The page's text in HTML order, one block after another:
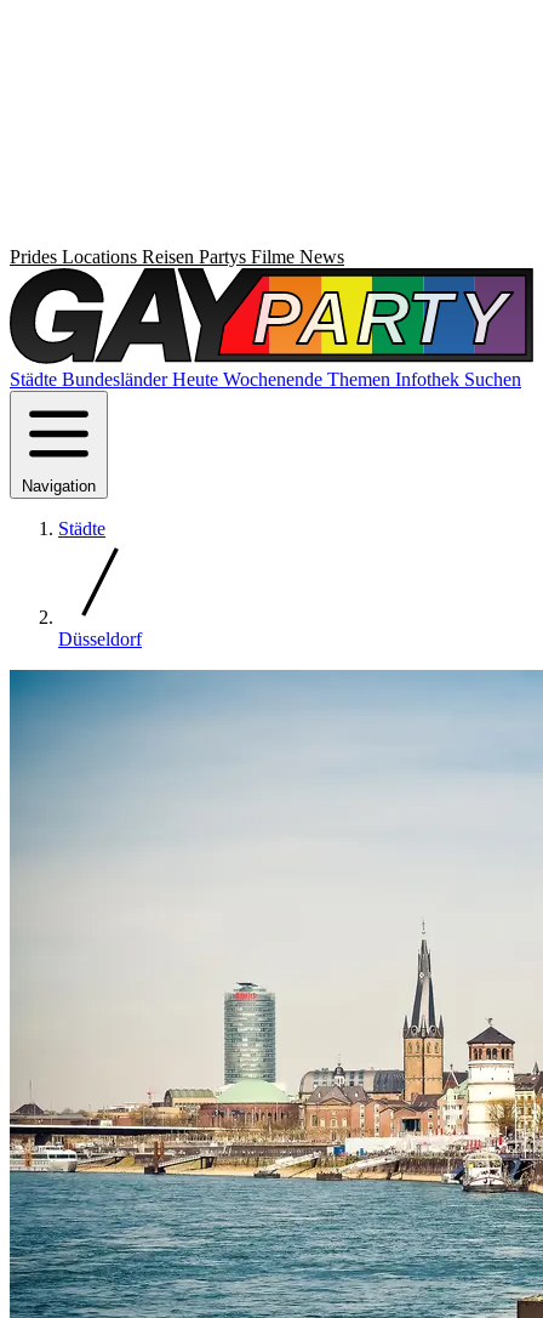
Prides Locations Reisen Partys Filme News
Städte BundesländerHeute Wochenende Themen Infothek Suchen
Navigation
Städte
Düsseldorf